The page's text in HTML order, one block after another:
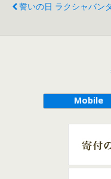
誓いの日 ラクシャバン
Mobile